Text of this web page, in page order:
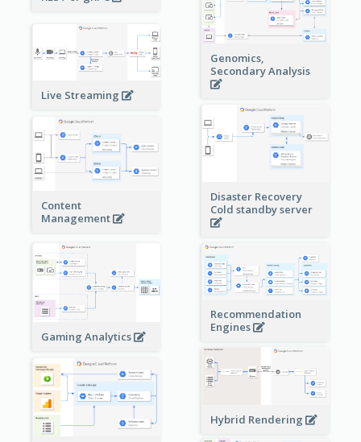
Genomics,
Secondary Analysis
Live Streaming
Disaster Recovery
Cold standby server
Content
Management
Gaming Analytics
Recommendation
Engines
Hybrid Rendering